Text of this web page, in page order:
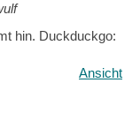
hin. Duckduckgo:
Ansicht